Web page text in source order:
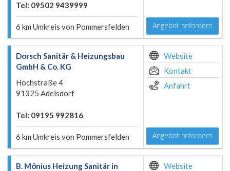
Tel: 09502 9439999
6 km Umkreis von Pommersfelden Angebot anfordern
Dorsch Sanitär & Heizungsbau
GmbH & Co. KG
Hochstraße 4
91325 Adelsdorf
Tel: 09195 992816
6 km Umkreis von Pommersfelden
Website
Kontakt
Anfahrt
Angebot anfordern
B. Mönius Heizung Sanitär in
Website